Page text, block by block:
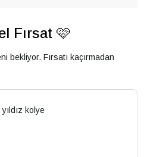
Fırsat 🩷
bekliyor. Fırsatı kaçırmadan
kolye